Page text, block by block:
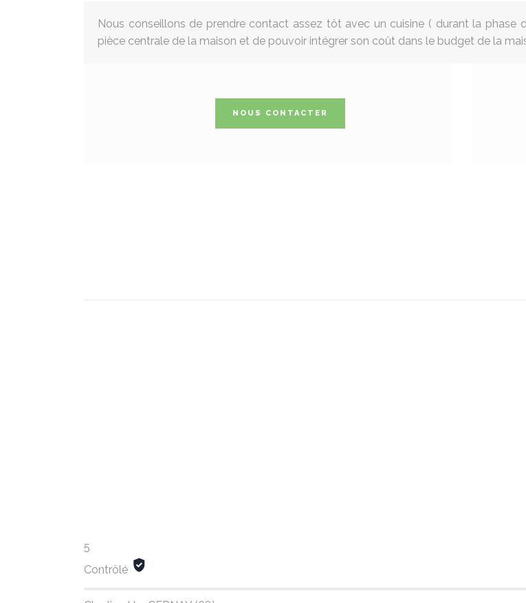
Nous conseillons de prendre contact assez tôt avec un cuisine ( durant la phase
pièce centrale de la maison et de pouvoir intégrer son coût dans le budget de la
NOUS CONTACTER
5
Contrôlé